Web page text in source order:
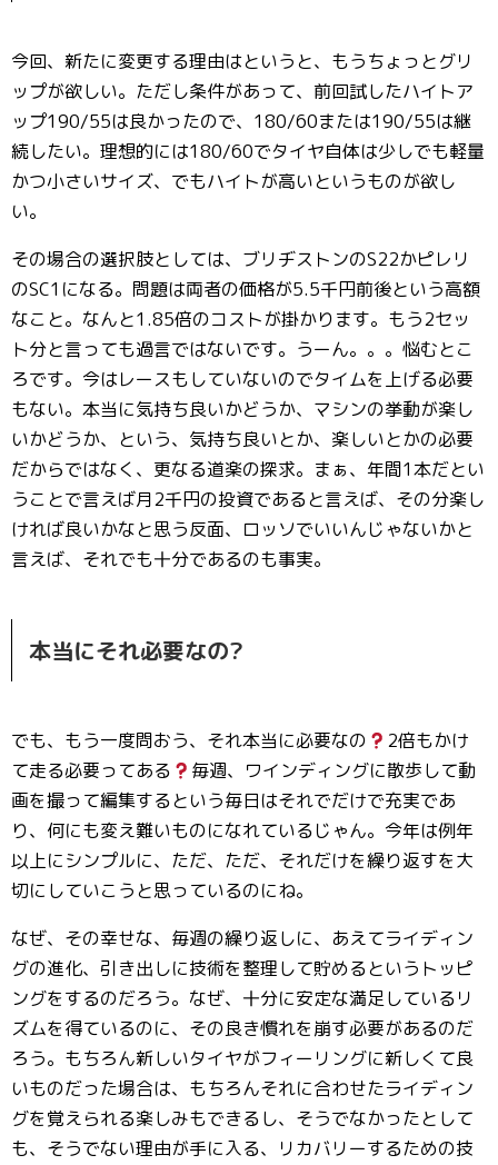
今回、新たに変更する理由はというと、もうちょっとグリ
ップが欲しい。ただし条件があって、前回試したハイトア
ップ190/55は良かったので、180/60または190/55は継
続したい。理想的には180/60でタイヤ自体は少しでも軽量
かつ小さいサイズ、でもハイトが高いというものが欲し
い。
その場合の選択肢としては、ブリヂストンのS22かピレリ
のSC1になる。問題は両者の価格が5.5千円前後という高額
なこと。なんと1.85倍のコストが掛かります。もう2セッ
ト分と言っても過言ではないです。うーん。。。悩むとこ
ろです。今はレースもしていないのでタイムを上げる必要
もない。本当に気持ち良いかどうか、マシンの挙動が楽し
いかどうか、という、気持ち良いとか、楽しいとかの必要
だからではなく、更なる道楽の探求。まぁ、年間1本だとい
うことで言えば月2千円の投資であると言えば、その分楽し
ければ良いかなと思う反面、ロッソでいいんじゃないかと
言えば、それでも十分であるのも事実。
本当にそれ必要なの?
でも、もう一度問おう、それ本当に必要なの
2倍もかけ
て走る必要ってある
毎週、ワインディングに散歩して動
画を撮って編集するという毎日はそれでだけで充実であ
り、何にも変え難いものになれているじゃん。今年は例年
以上にシンプルに、ただ、ただ、それだけを繰り返すを大
切にしていこうと思っているのにね。
なぜ、その幸せな、毎週の繰り返しに、あえてライディン
グの進化、引き出しに技術を整理して貯めるというトッピ
ングをするのだろう。なぜ、十分に安定な満足しているリ
ズムを得ているのに、その良き慣れを崩す必要があるのだ
ろう。もちろん新しいタイヤがフィーリングに新しくて良
いものだった場合は、もちろんそれに合わせたライディン
グを覚えられる楽しみもできるし、そうでなかったとして
も、そうでない理由が手に入る、リカバリーするための技